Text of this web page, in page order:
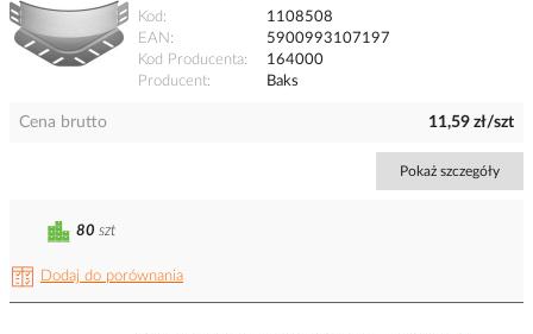
Kod
1108508
EAN
5900993107197
Kod Producenta
164000
Producent
Baks
Cena brutto 11,59 zł/szt
Pokaż szczegóły
Dodaj do porównania
80 szt